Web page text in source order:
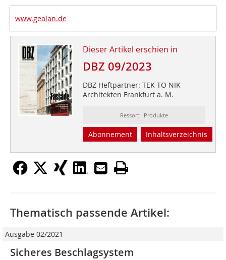
www.gealan.de
Dieser Artikel erschien in
DBZ 09/2023
DBZ Heftpartner: TEK TO NIK
Architekten Frankfurt a. M.
Ressort: Produkte
Abonnement Inhaltsverzeichnis
Thematisch passende Artikel:
Ausgabe 02/2021
Sicheres Beschlagsystem